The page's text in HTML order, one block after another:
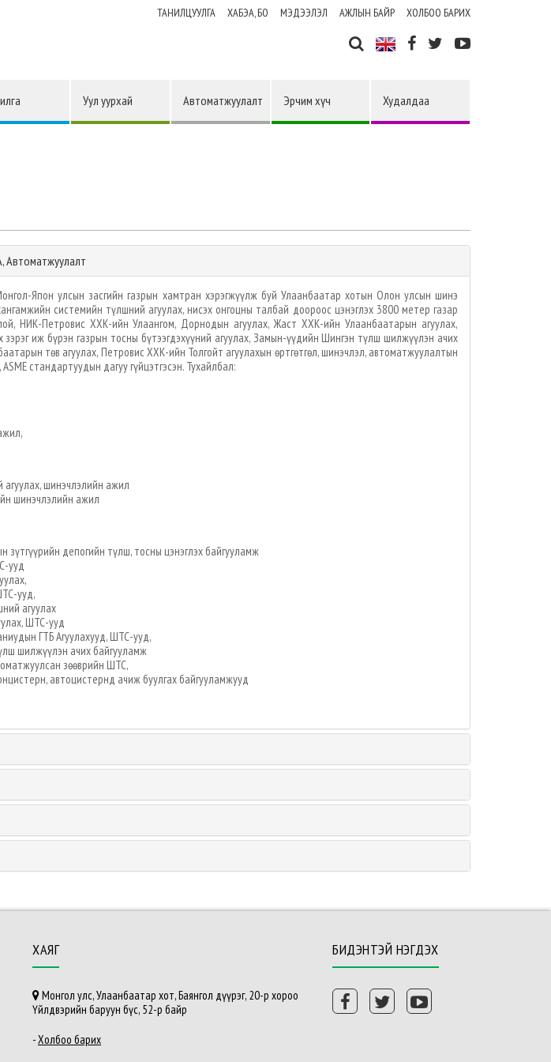
ТАНИЛЦУУЛГА ХАБЭА, БО МЭДЭЭЛЭЛ АЖЛЫН БАЙР ХОЛБОО БАРИХ
Уул уурхай Автоматжуулалт Эрчим хүч Худалдаа
Автоматжуулалт
Япон улсын засгийн газрын хамтран хэрэгжүүлж буй Улаанбаатар хотын Олон улсын шинэ
системийн түлшний агуулах, нисэх онгоцны талбай доороос цэнэглэх 3800 метер газар
НИК-Петровис ХХК-ийн Улаангом, Дорнодын агуулах, Жаст ХХК-ийн Улаанбаатарын агуулах,
иж бүрэн газрын тосны бүтээгдэхүүний агуулах, Замын-үүдийн Шингэн түлш шилжүүлэн ачих
төв агуулах, Петровис ХХК-ийн Толгойт агуулахын өртгөтгөл, шинэчлэл, автоматжуулалтын
ASME стандартуудын дагуу гүйцэтгэсэн. Тухайлбал:
агуулах, шинэчлэлийн ажил
шинэчлэлийн ажил
зүтгүүрийн депогийн түлш, тосны цэнэглэх байгууламж
ууд
ууд,
агуулах
ШТС-ууд
ГТБ Агуулахууд, ШТС-ууд,
шилжүүлэн ачих байгууламж
зөөврийн ШТС,
автоцистернд ачиж буулгах байгууламжууд
ХАЯГ
Монгол улс, Улаанбаатар хот, Баянгол дүүрэг, 20-р хороо
Үйлдвэрийн баруун бүс, 52-р байр
-Холбоо барих
БИДЭНТЭЙ НЭГДЭХ